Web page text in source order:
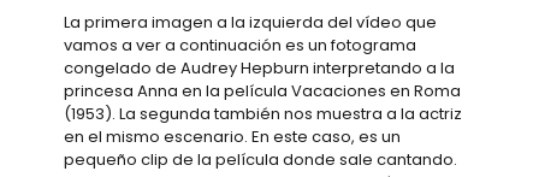
La primera imagen a la izquierda del vídeo que
vamos a ver a continuación es un fotograma
congelado de Audrey Hepburn interpretando a la
princesa Anna en la película Vacaciones en Roma
(1953). La segunda también nos muestra a la actriz
en el mismo escenario. En este caso, es un
pequeño clip de la película donde sale cantando.